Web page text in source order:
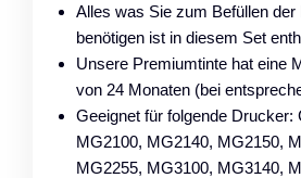
Alles was Sie zum Befüllen der
benötigen ist in diesem Set
Unsere Premiumtinte hat eine
von 24 Monaten (bei
Geeignet für folgende
MG2100, MG2140, MG2150,
MG2255, MG3100, MG3140,